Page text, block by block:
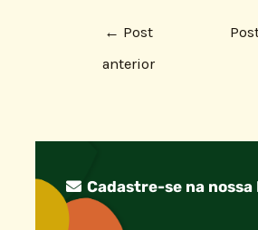
← Post
anterior
Cadastre-se na